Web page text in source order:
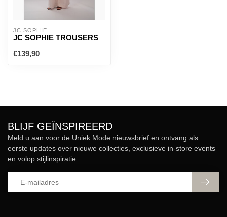
JC SOPHIE
JC SOPHIE TROUSERS
€139,90
BLIJF GEÏNSPIREERD
Meld u aan voor de Uniek Mode nieuwsbrief en ontvang als
eerste updates over nieuwe collecties, exclusieve in-store events
en volop stijlinspiratie.